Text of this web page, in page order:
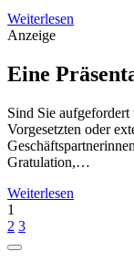
Weiterlesen
Anzeige
Eine
Sind Sie
Vorgesetzten oder
Gratulation,…
Weiterlesen
1
2 3